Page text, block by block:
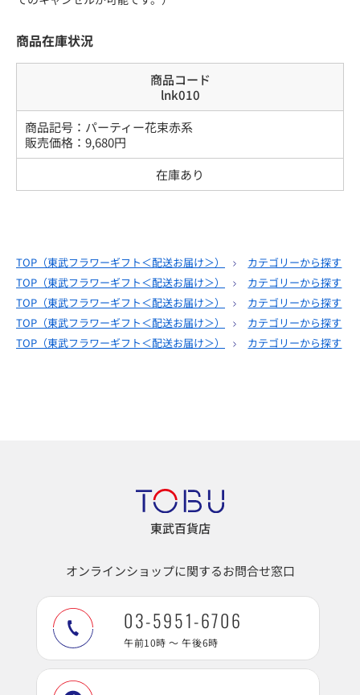
商品在庫状況
商品コード
lnk010
商品記号： パーティー花束赤系
販売価格： 9,680円
在庫あり
TOP（東武フラワーギフト＜配送お届け＞）
カテゴリーから探す
TOP（東武フラワーギフト＜配送お届け＞）
カテゴリーから探す
TOP（東武フラワーギフト＜配送お届け＞）
カテゴリーから探す
TOP（東武フラワーギフト＜配送お届け＞）
カテゴリーから探す
TOP（東武フラワーギフト＜配送お届け＞） カテゴリーから探す
東武百貨店
オンラインショップに関するお問合せ窓口
03-5951-6706
午前10時 ～ 午後6時